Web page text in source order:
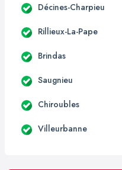
Décines-Charpieu
Rillieux-La-Pape
Brindas
Saugnieu
Chiroubles
Villeurbanne